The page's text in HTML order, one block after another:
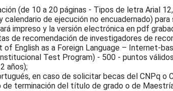
(de 10 a 20 páginas - Tipos de letra Arial
de ejecución no encuadernado)
impreso y la versión electrónica en pdf
de recomendación de investigadores de
of English as a Foreign Language – Internet-
Test Program) - 500 - puntos
años);
en caso de solicitar becas del CNPq o
terminación del título de grado o de